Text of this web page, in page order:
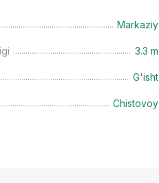
Markaziy
3.3 m
G'isht
Chistovoy